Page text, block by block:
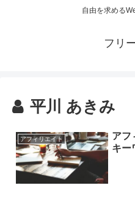
自由を求める
フリ
平川 あきみ
アフィリエイト
アフ
キー